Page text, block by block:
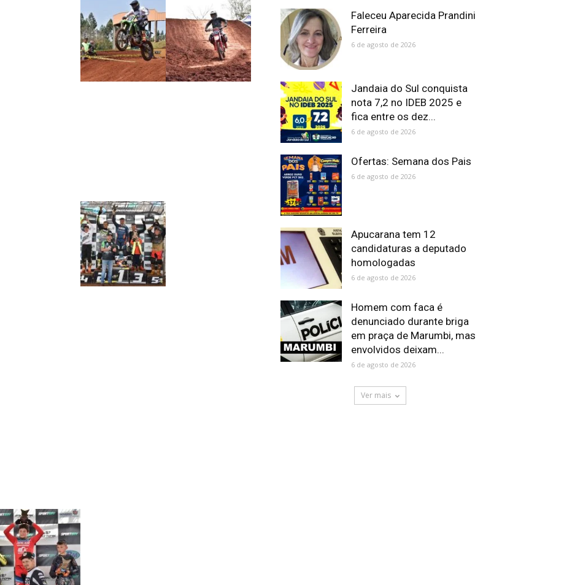
Faleceu Aparecida Prandini
Ferreira
6 de agosto de 2026
Jandaia do Sul conquista
nota 7,2 no IDEB 2025 e
fica entre os dez...
6 de agosto de 2026
Ofertas: Semana dos Pais
6 de agosto de 2026
Apucarana tem 12
candidaturas a deputado
homologadas
6 de agosto de 2026
Homem com faca é
denunciado durante briga
em praça de Marumbi, mas
envolvidos deixam...
6 de agosto de 2026
Ver mais